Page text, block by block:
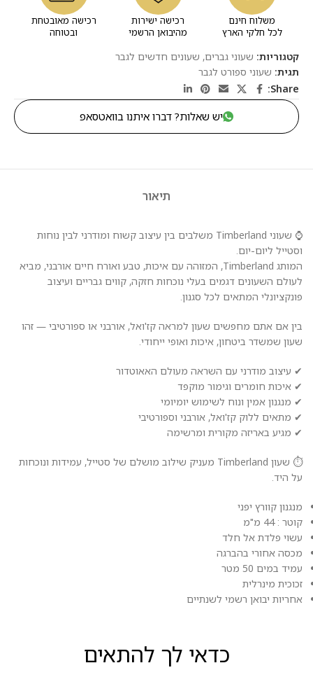
משלוח חינם
לכל חלקי הארץ
רכישה ישירות
מהיבואן הרשמי
רכישה מאובטחת
ובטוחה
קטגוריות: שעוני גברים, שעונים חדשים לגבר
תגית: שעוני ספורט לגבר
Share:
יש שאלות? דברו איתנו בוואטסאפ
תיאור
⌚ שעוני Timberland משלבים בין עיצוב קשוח ומודרני לבין נוחות
וסטייל ליום-יום.
המותג Timberland, המזוהה עם איכות, טבע ואורח חיים אורבני, מביא
לעולם השעונים דגמים בעלי נוכחות חזקה, קווים גבריים ועיצוב
פונקציונלי המתאים לכל סגנון.
בין אם אתם מחפשים שעון למראה קז'ואל, אורבני או ספורטיבי — זהו
שעון שמשדר ביטחון, איכות ואופי ייחודי.
✔ עיצוב מודרני עם השראה מעולם האאוטדור
✔ איכות חומרים וגימור מוקפד
✔ מנגנון אמין ונוח לשימוש יומיומי
✔ מתאים ללוק קז'ואל, אורבני וספורטיבי
✔ מגיע באריזה מקורית ומרשימה
⏱️ שעון Timberland מעניק שילוב מושלם של סטייל, עמידות ונוכחות
על היד.
מנגנון קוורץ יפני
קוטר : 44 מ"מ
עשוי פלדת אל חלד
מכסה אחורי בהברגה
עמיד במים 50 מטר
זכוכית מינרלית
אחריות יבואן רשמי לשנתיים
כדאי לך להתאים